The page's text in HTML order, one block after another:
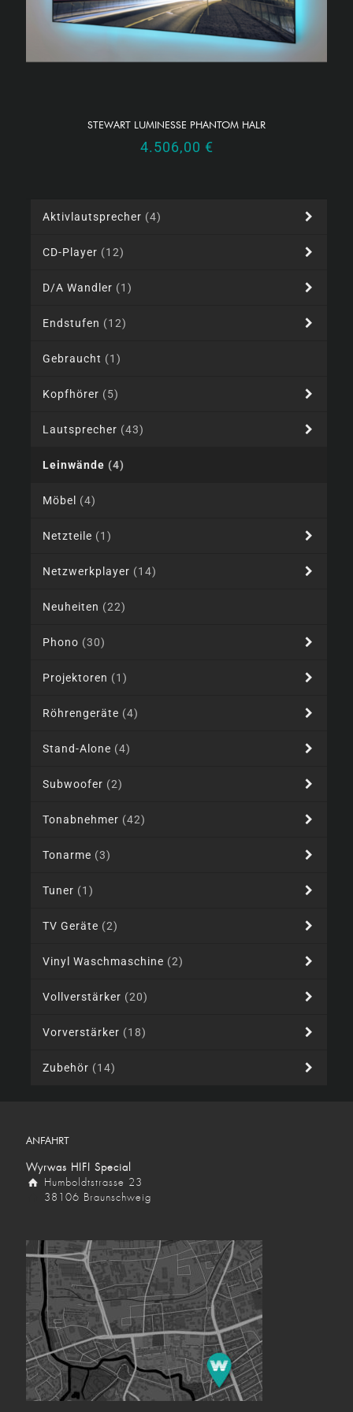
STEWART LUMINESSE PHANTOM HALR
4.506,00 €
Aktivlautsprecher (4)
CD-Player (12)
D/A Wandler (1)
Endstufen (12)
Gebraucht (1)
Kopfhörer (5)
Lautsprecher (43)
Leinwände (4)
Möbel (4)
Netzteile (1)
Netzwerkplayer (14)
Neuheiten (22)
Phono (30)
Projektoren (1)
Röhrengeräte (4)
Stand-Alone (4)
Subwoofer (2)
Tonabnehmer (42)
Tonarme (3)
Tuner (1)
TV Geräte (2)
Vinyl Waschmaschine (2)
Vollverstärker (20)
Vorverstärker (18)
Zubehör (14)
ANFAHRT
Wyrwas HIFI Special
Humboldtstrasse 23
38106 Braunschweig